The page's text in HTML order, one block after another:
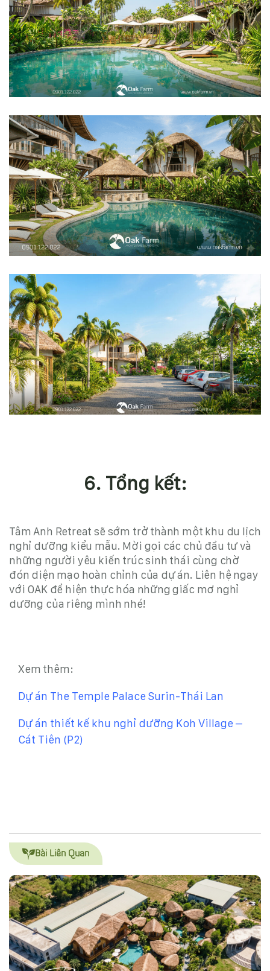
6. Tổng kết:
Tâm Anh Retreat sẽ sớm trở thành một khu du lịch
nghỉ dưỡng kiểu mẫu. Mời gọi các chủ đầu tư và
những người yêu kiến trúc sinh thái cùng chờ
đón diện mạo hoàn chỉnh của dự án. Liên hệ ngay
với OAK để hiện thực hóa những giấc mơ nghỉ
dưỡng của riêng mình nhé!
Xem thêm:
Dự án The Temple Palace Surin-Thái Lan
Dự án thiết kế khu nghỉ dưỡng Koh Village –
Cát Tiên (P2)
Bài Liên Quan